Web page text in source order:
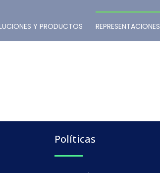
Y PRODUCTOS REPRESENTACIONES
Políticas